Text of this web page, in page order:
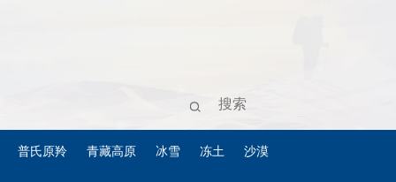
普氏原羚 青藏高原 冰雪 冻土 沙漠